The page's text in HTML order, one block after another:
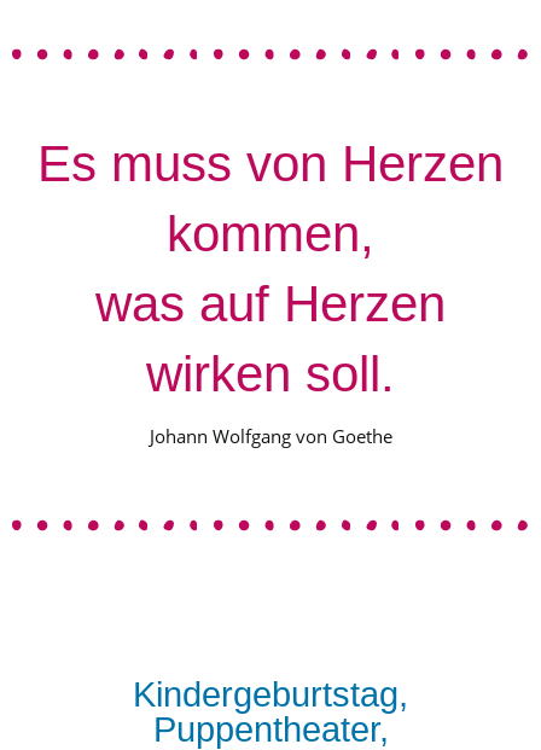
Es muss von Herzen
kommen,
was auf Herzen
wirken soll.
Johann Wolfgang von Goethe
Kindergeburtstag,
Puppentheater,